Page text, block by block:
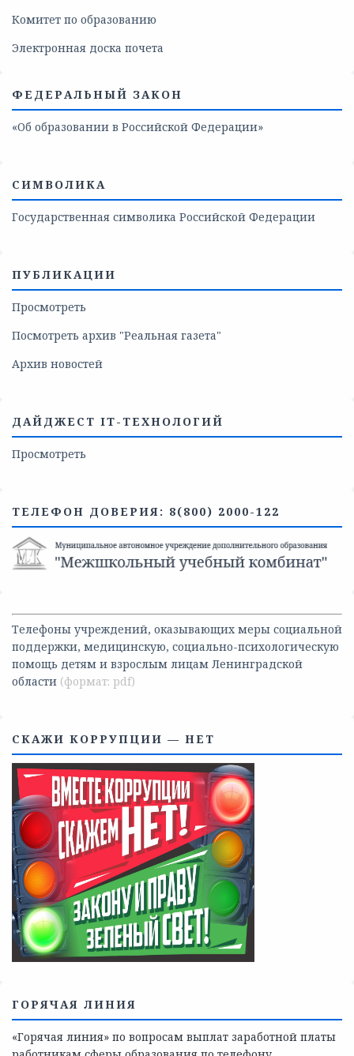
Комитет по образованию
Электронная доска почета
ФЕДЕРАЛЬНЫЙ ЗАКОН
«Об образовании в Российской Федерации»
СИМВОЛИКА
Государственная символика Российской Федерации
ПУБЛИКАЦИИ
Просмотреть
Посмотреть архив "Реальная газета"
Архив новостей
ДАЙДЖЕСТ IT-ТЕХНОЛОГИЙ
Просмотреть
ТЕЛЕФОН ДОВЕРИЯ: 8(800) 2000-122
Телефоны учреждений, оказывающих меры социальной
поддержки, медицинскую, социально-психологическую
помощь детям и взрослым лицам Ленинградской
области
СКАЖИ КОРРУПЦИИ — НЕТ